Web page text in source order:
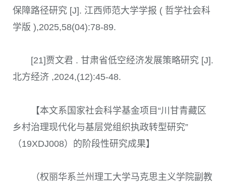
保障路径研究 [J]. 江西师范大学学报 ( 哲学社会科
学版 ),2025,58(04):78-89.
[21]贾文君 . 甘肃省低空经济发展策略研究 [J].
北方经济 ,2024,(12):45-48.
【本文系国家社会科学基金项目“川甘青藏区
乡村治理现代化与基层党组织执政转型研究”
（19XDJ008）的阶段性研究成果】
（权丽华系兰州理工大学马克思主义学院副教